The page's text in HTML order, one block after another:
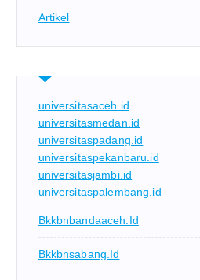
Artikel
universitasaceh.id
universitasmedan.id
universitaspadang.id
universitaspekanbaru.id
universitasjambi.id
universitaspalembang.id
Bkkbnbandaaceh.id
Bkkbnsabang.id